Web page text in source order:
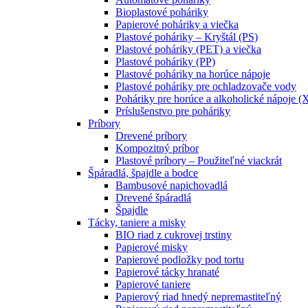
Bioplastové poháriky
Papierové poháriky a viečka
Plastové poháriky – Kryštál (PS)
Plastové poháriky (PET) a viečka
Plastové poháriky (PP)
Plastové poháriky na horúce nápoje
Plastové poháriky pre ochladzovače vody
Poháriky pre horúce a alkoholické nápoje
Príslušenstvo pre poháriky
Príbory
Drevené príbory
Kompozitný príbor
Plastové príbory – Použiteľné viackrát
Špáradlá, špajdle a bodce
Bambusové napichovadlá
Drevené špáradlá
Špajdle
Tácky, taniere a misky
BIO riad z cukrovej trstiny
Papierové misky
Papierové podložky pod tortu
Papierové tácky hranaté
Papierové taniere
Papierový riad hnedý nepremastiteľný